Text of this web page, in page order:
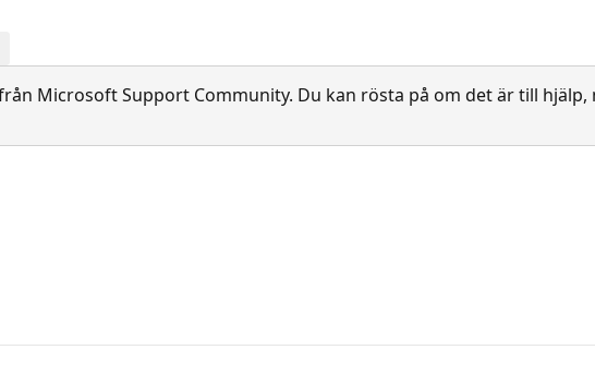
Microsoft Support Community. Du kan rösta på om det är till